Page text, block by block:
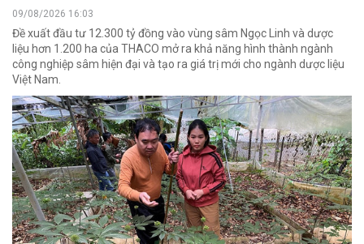
09/08/2026 16:03
Đề xuất đầu tư 12.300 tỷ đồng vào vùng sâm Ngọc Linh và dược
liệu hơn 1.200 ha của THACO mở ra khả năng hình thành ngành
công nghiệp sâm hiện đại và tạo ra giá trị mới cho ngành dược liệu
Việt Nam.